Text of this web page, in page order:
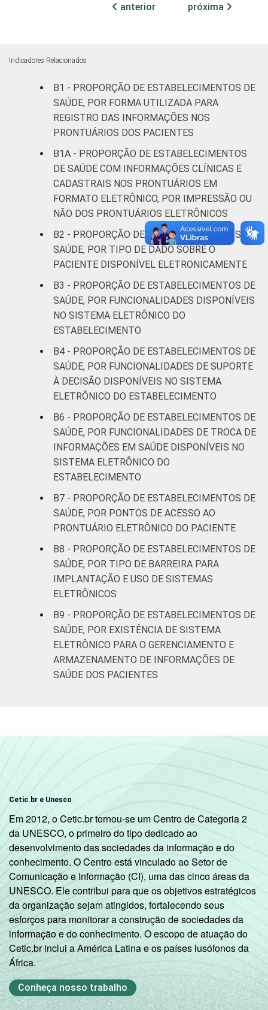
leitos
Serviço de
apoio à
terapia
LOCALIZAÇÃO Capital 50
Interior 55 44
Base: 61.752 estabelecimentos de saúde
que declararam contar com informações
clínicas e cadastrais nos prontuários dos
pacientes em formato parcial ou totalmente
eletrônico. Estimativa: __ estabelecimentos.
Respostas estimuladas. Dados coletados
entre novembro de 2015 e abril de 2016.
anterior próxima
Indicadores Relacionados
B1 - PROPORÇÃO DE ESTABELECIMENTOS DE
SAÚDE, POR FORMA UTILIZADA PARA
REGISTRO DAS INFORMAÇÕES NOS
PRONTUÁRIOS DOS PACIENTES
B1A - PROPORÇÃO DE ESTABELECIMENTOS
DE SAÚDE COM INFORMAÇÕES CLÍNICAS E
CADASTRAIS NOS PRONTUÁRIOS EM
FORMATO ELETRÔNICO, POR IMPRESSÃO OU
NÃO DOS PRONTUÁRIOS ELETRÔNICOS
B2 - PROPORÇÃO DE ESTABELECIMENTOS DE
SAÚDE, POR TIPO DE DADO SOBRE O
PACIENTE DISPONÍVEL ELETRONICAMENTE
B3 - PROPORÇÃO DE ESTABELECIMENTOS DE
SAÚDE, POR FUNCIONALIDADES DISPONÍVEIS
NO SISTEMA ELETRÔNICO DO
ESTABELECIMENTO
B4 - PROPORÇÃO DE ESTABELECIMENTOS DE
SAÚDE, POR FUNCIONALIDADES DE SUPORTE
À DECISÃO DISPONÍVEIS NO SISTEMA
ELETRÔNICO DO ESTABELECIMENTO
B6 - PROPORÇÃO DE ESTABELECIMENTOS DE
SAÚDE, POR FUNCIONALIDADES DE TROCA DE
INFORMAÇÕES EM SAÚDE DISPONÍVEIS NO
SISTEMA ELETRÔNICO DO
ESTABELECIMENTO
B7 - PROPORÇÃO DE ESTABELECIMENTOS DE
SAÚDE, POR PONTOS DE ACESSO AO
PRONTUÁRIO ELETRÔNICO DO PACIENTE
B8 - PROPORÇÃO DE ESTABELECIMENTOS DE
SAÚDE, POR TIPO DE BARREIRA PARA
IMPLANTAÇÃO E USO DE SISTEMAS
ELETRÔNICOS
B9 - PROPORÇÃO DE ESTABELECIMENTOS DE
SAÚDE, POR EXISTÊNCIA DE SISTEMA
ELETRÔNICO PARA O GERENCIAMENTO E
ARMAZENAMENTO DE INFORMAÇÕES DE
SAÚDE DOS PACIENTES
Cetic.br e Unesco
Em 2012, o Cetic.br tornou-se um Centro de Categoria 2
da UNESCO, o primeiro do tipo dedicado ao
desenvolvimento das sociedades da informação e do
conhecimento. O Centro está vinculado ao Setor de
Comunicação e Informação (CI), uma das cinco áreas da
UNESCO. Ele contribui para que os objetivos estratégicos
da organização sejam atingidos, fortalecendo seus
esforços para monitorar a construção de sociedades da
informação e do conhecimento. O escopo de atuação do
Cetic.br inclui a América Latina e os países lusófonos da
África.
Conheça nosso trabalho